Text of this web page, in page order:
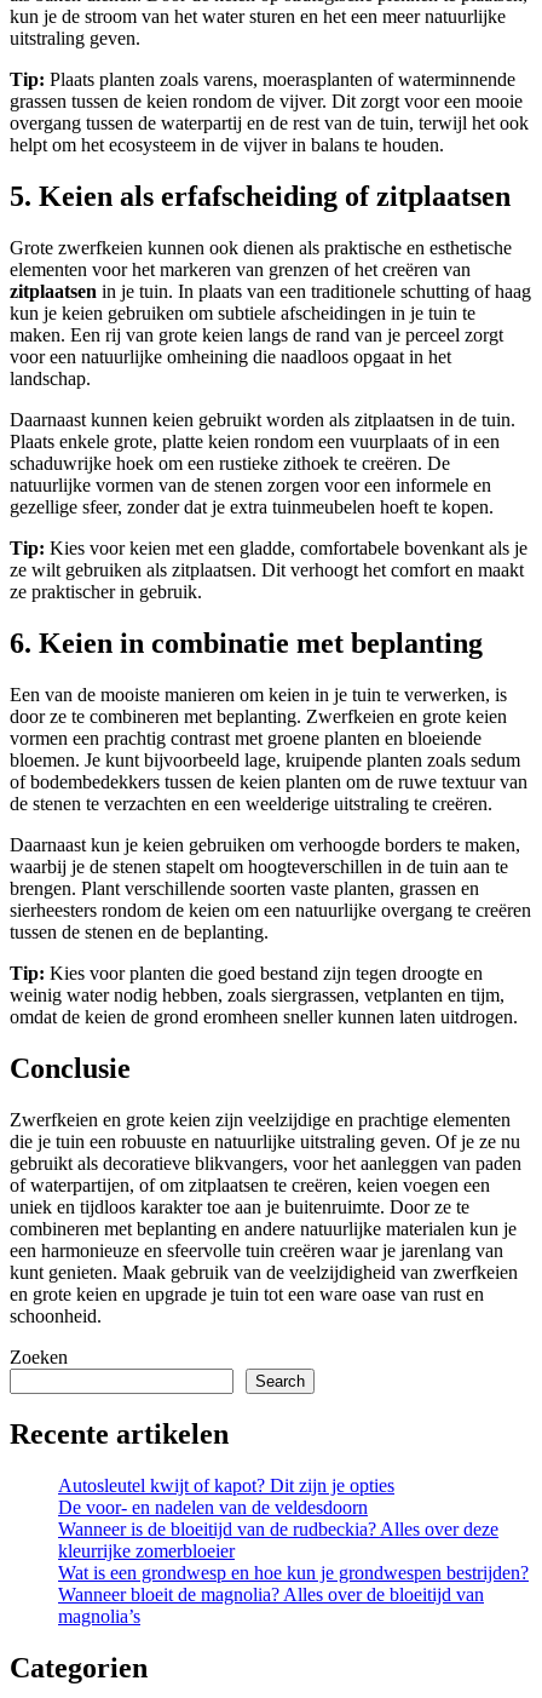
kun je de stroom van het water sturen en het een meer natuurlijke
uitstraling geven.
Tip: Plaats planten zoals varens, moerasplanten of waterminnende
grassen tussen de keien rondom de vijver. Dit zorgt voor een mooie
overgang tussen de waterpartij en de rest van de tuin, terwijl het ook
helpt om het ecosysteem in de vijver in balans te houden.
5. Keien als erfafscheiding of zitplaatsen
Grote zwerfkeien kunnen ook dienen als praktische en esthetische
elementen voor het markeren van grenzen of het creëren van
zitplaatsen in je tuin. In plaats van een traditionele schutting of haag
kun je keien gebruiken om subtiele afscheidingen in je tuin te
maken. Een rij van grote keien langs de rand van je perceel zorgt
voor een natuurlijke omheining die naadloos opgaat in het
landschap.
Daarnaast kunnen keien gebruikt worden als zitplaatsen in de tuin.
Plaats enkele grote, platte keien rondom een vuurplaats of in een
schaduwrijke hoek om een rustieke zithoek te creëren. De
natuurlijke vormen van de stenen zorgen voor een informele en
gezellige sfeer, zonder dat je extra tuinmeubelen hoeft te kopen.
Tip: Kies voor keien met een gladde, comfortabele bovenkant als je
ze wilt gebruiken als zitplaatsen. Dit verhoogt het comfort en maakt
ze praktischer in gebruik.
6. Keien in combinatie met beplanting
Een van de mooiste manieren om keien in je tuin te verwerken, is
door ze te combineren met beplanting. Zwerfkeien en grote keien
vormen een prachtig contrast met groene planten en bloeiende
bloemen. Je kunt bijvoorbeeld lage, kruipende planten zoals sedum
of bodembedekkers tussen de keien planten om de ruwe textuur van
de stenen te verzachten en een weelderige uitstraling te creëren.
Daarnaast kun je keien gebruiken om verhoogde borders te maken,
waarbij je de stenen stapelt om hoogteverschillen in de tuin aan te
brengen. Plant verschillende soorten vaste planten, grassen en
sierheesters rondom de keien om een natuurlijke overgang te creëren
tussen de stenen en de beplanting.
Tip: Kies voor planten die goed bestand zijn tegen droogte en
weinig water nodig hebben, zoals siergrassen, vetplanten en tijm,
omdat de keien de grond eromheen sneller kunnen laten uitdrogen.
Conclusie
Zwerfkeien en grote keien zijn veelzijdige en prachtige elementen
die je tuin een robuuste en natuurlijke uitstraling geven. Of je ze nu
gebruikt als decoratieve blikvangers, voor het aanleggen van paden
of waterpartijen, of om zitplaatsen te creëren, keien voegen een
uniek en tijdloos karakter toe aan je buitenruimte. Door ze te
combineren met beplanting en andere natuurlijke materialen kun je
een harmonieuze en sfeervolle tuin creëren waar je jarenlang van
kunt genieten. Maak gebruik van de veelzijdigheid van zwerfkeien
en grote keien en upgrade je tuin tot een ware oase van rust en
schoonheid.
Zoeken
Search
Recente artikelen
Autosleutel kwijt of kapot? Dit zijn je opties
De voor- en nadelen van de veldesdoorn
Wanneer is de bloeitijd van de rudbeckia? Alles over deze
kleurrijke zomerbloeier
Wat is een grondwesp en hoe kun je grondwespen bestrijden?
Wanneer bloeit de magnolia? Alles over de bloeitijd van
magnolia’s
Categorien